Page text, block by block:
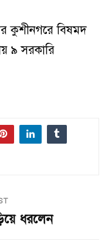
কুশীনগরে বিষমদ
৯ সরকারি
ধরলেন